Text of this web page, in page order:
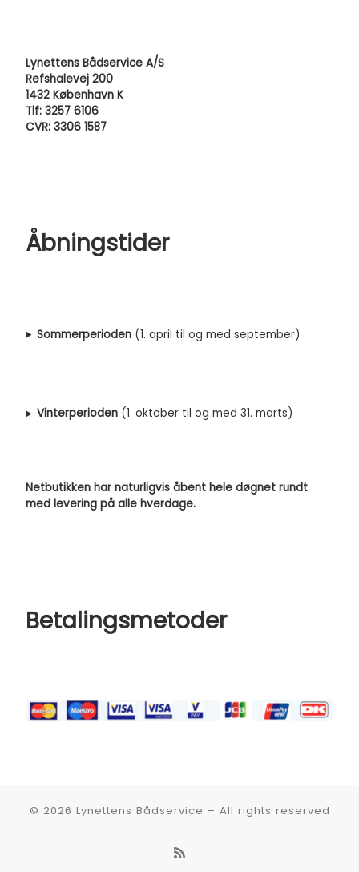
Lynettens Bådservice A/S
Refshalevej 200
1432 København K
Tlf: 3257 6106
CVR: 3306 1587
Åbningstider
Sommerperioden (1. april til og med september)
Vinterperioden (1. oktober til og med 31. marts)
Netbutikken har naturligvis åbent hele døgnet rundt
med levering på alle hverdage.
Betalingsmetoder
© 2026 Lynettens Bådservice – All rights reserved